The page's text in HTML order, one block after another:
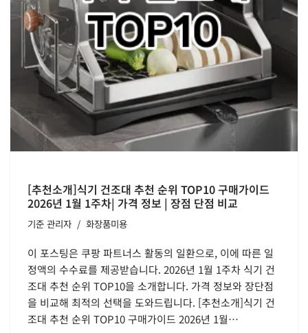
[추천소개]식기 건조대 추천 순위 TOP10 구매가이드
2026년 1월 1주차| 가격 정보 | 장점 단점 비교
기준 관리자 화장품미용
이 포스팅은 쿠팡 파트너스 활동의 일환으로, 이에 따른 일
정액의 수수료를 제공받습니다. 2026년 1월 1주차 식기 건
조대 추천 순위 TOP10을 소개합니다. 가격 정보와 장단점
을 비교해 최적의 선택을 도와드립니다. [추천소개]식기 건
조대 추천 순위 TOP10 구매가이드 2026년 1월…